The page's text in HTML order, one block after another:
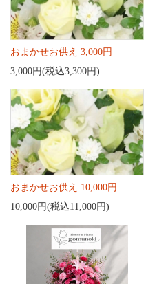
おまかせお供え 3,000円
3,000円(税込3,300円)
おまかせお供え 10,000円
10,000円(税込11,000円)